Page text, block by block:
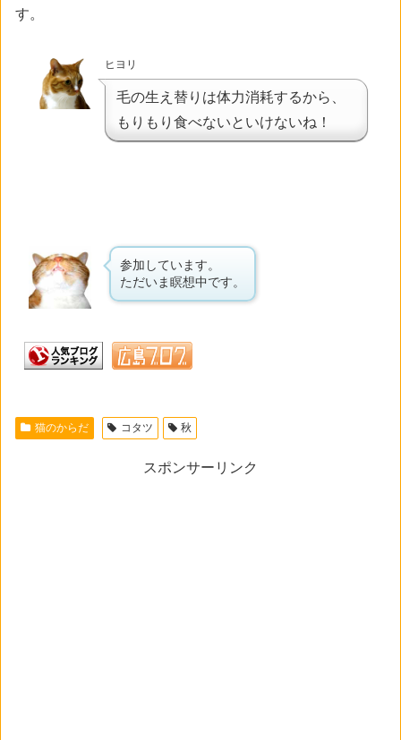
す。
ヒヨリ
毛の生え替りは体力消耗するから、
もりもり食べないといけないね！
参加しています。
ただいま瞑想中です。
猫のからだ コタツ 秋
スポンサーリンク